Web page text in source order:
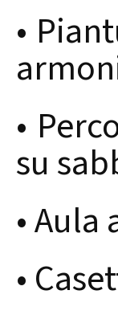
•
•
su
•
•